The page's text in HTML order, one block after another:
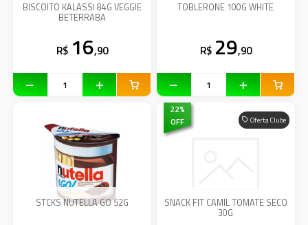
BISCOITO KALASSI 84G VEGGIE
BETERRABA
R$ 16,90
TOBLERONE 100G WHITE
R$ 29,90
STCKS NUTELLA GO 52G
Oferta Clube
22%
OFF
SNACK FIT CAMIL TOMATE SECO
30G